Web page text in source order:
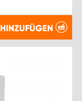
HINZUFÜGEN